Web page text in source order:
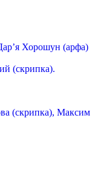
Хорошун (арфа)
(скрипка).
(скрипка), Максим